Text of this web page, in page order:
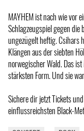
MAYHEM ist nach wie vor
Schlagzeugspiel gegen
ungezügelt heftig. Csihars
Klängen aus der siebten
norwegischer Wald. Das
stärksten Form. Und sie
Sichere dir jetzt Tickets
einflussreichsten Black-